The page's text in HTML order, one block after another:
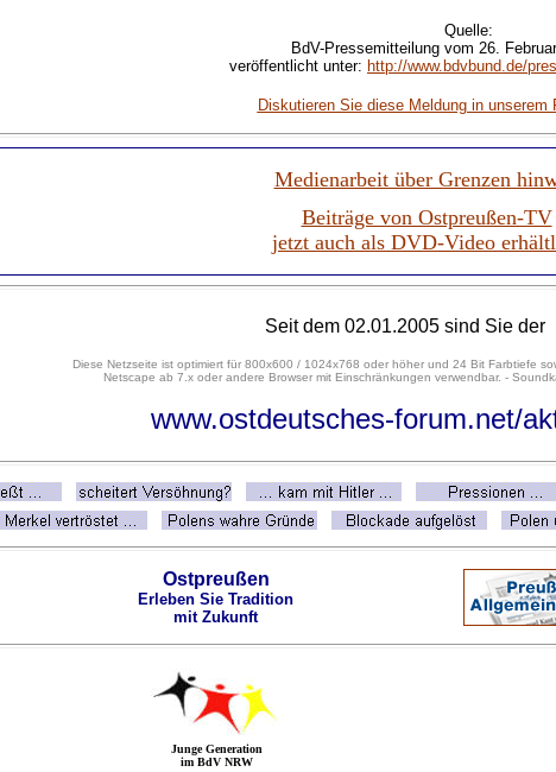
Quelle:
BdV-Pressemitteilung vom 26.
veröffentlicht unter: http://www.bdvbund.de/
Diskutieren Sie diese Meldung in unserem
Medienarbeit über Grenzen
Beiträge von Ostpreußen-TV
jetzt auch als DVD-Video
Seit dem 02.01.2005 sind Sie der
Diese Netzseite ist optimiert für 800x600 / 1024x768 oder höher und 24 Bit Farbtiefe
Netscape ab 7.x oder andere Browser mit Einschränkungen verwendbar. -
www.ostdeutsches-forum.net/
Ostpreußen
Erleben Sie Tradition
mit Zukunft
Junge Generation
im BdV NRW